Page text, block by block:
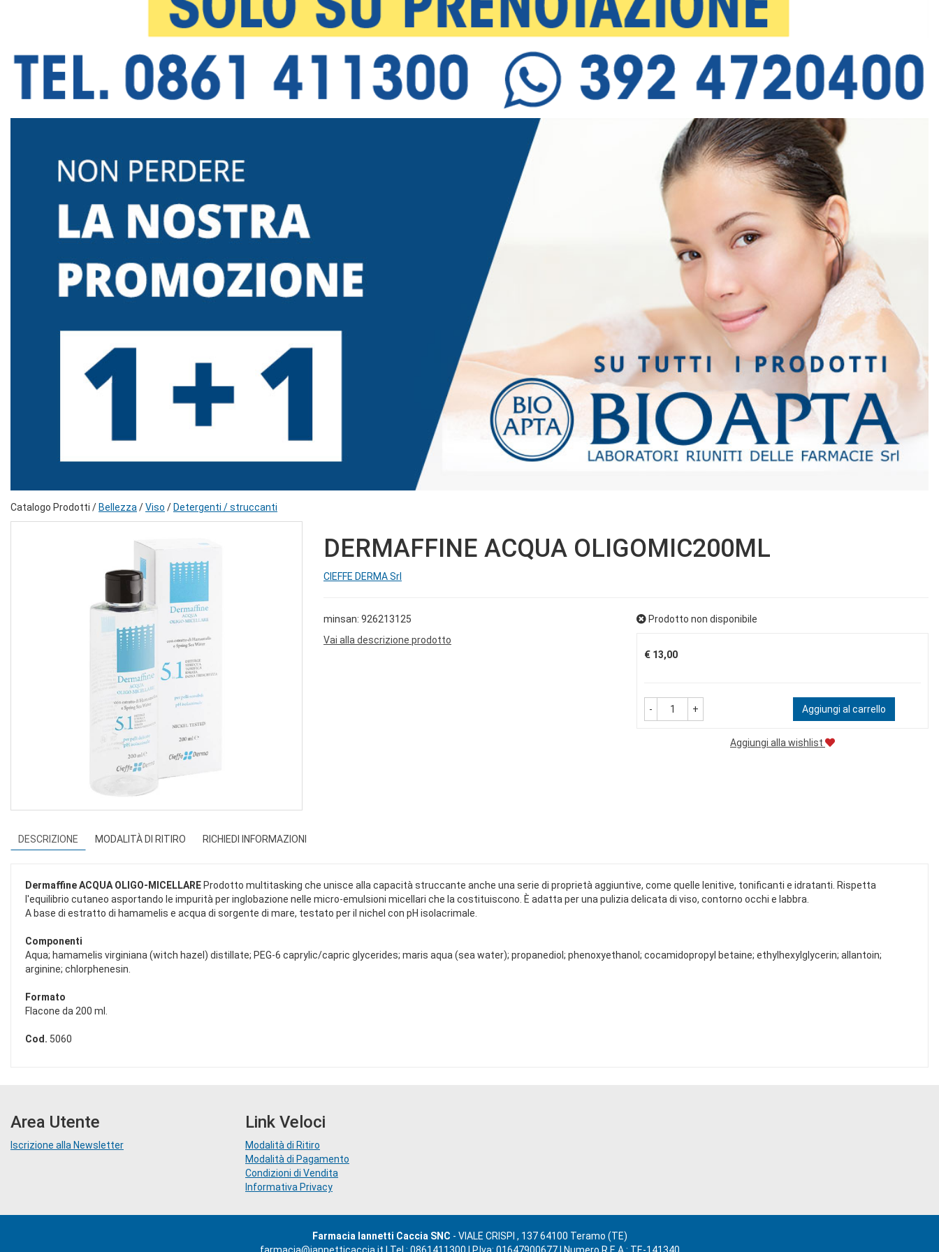
Catalogo Prodotti / Bellezza /Viso / Detergenti / struccanti
DERMAFFINE ACQUA OLIGOMIC200ML
CIEFFE DERMA Srl
minsan: 926213125
Vai alla descrizione prodotto
Prodotto non disponibile
Prezzo
€ 13,00
- + Aggiungi al carrello
Aggiungi alla wishlist
DESCRIZIONE MODALITÀ DI RITIRO RICHIEDI INFORMAZIONI
Dermaffine ACQUA OLIGO-MICELLARE Prodotto multitasking che unisce alla capacità struccante anche una serie di proprietà aggiuntive, come quelle lenitive, tonificanti e idratanti. Rispetta
l'equilibrio cutaneo asportando le impurità per inglobazione nelle micro-emulsioni micellari che la costituiscono. È adatta per una pulizia delicata di viso, contorno occhi e labbra.
A base di estratto di hamamelis e acqua di sorgente di mare, testato per il nichel con pH isolacrimale.
Componenti
Aqua; hamamelis virginiana (witch hazel) distillate; PEG-6 caprylic/capric glycerides; maris aqua (sea water); propanediol; phenoxyethanol; cocamidopropyl betaine; ethylhexylglycerin; allantoin;
arginine; chlorphenesin.
Formato
Flacone da 200 ml.
Cod. 5060
Area Utente
Iscrizione alla Newsletter
Link Veloci
Modalità di Ritiro
Modalità di Pagamento
Condizioni di Vendita
Informativa Privacy
Farmacia Iannetti Caccia SNC - VIALE CRISPI , 137 64100 Teramo (TE)